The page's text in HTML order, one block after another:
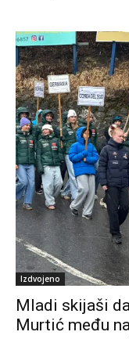
Izdvojeno
Mladi skijaši
Murtić među